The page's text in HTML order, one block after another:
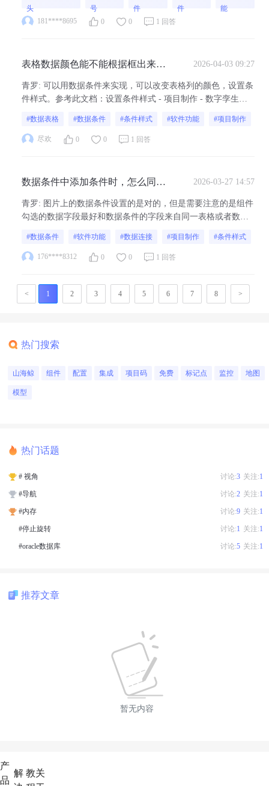
头
号
件
件
能
181****8695
0 0 1 回答
表格数据颜色能不能根据框出来的
2026-04-03 09:27
青罗: 可以用数据条件来实现，可以改变表格列的颜色，设置条
件样式。参考此文档：设置条件样式 - 项目制作 - 数字孪生开
#数据表格 #数据条件 #条件样式 #软件功能 #项目制作
尽欢 0 0 1 回答
数据条件中添加条件时，怎么同时
字段2= 某个值？
2026-03-27 14:57
青罗: 图片上的数据条件设置的是对的，但是需要注意的是组件
勾选的数据字段最好和数据条件的字段来自同一表格或者数据
孪生开发教程-可视化大屏制作教程 - 山海鲸可视化。
#数据条件 #软件功能 #数据连接 #项目制作 #条件样式
176****8312 0 0 1 回答
< 1 2 3 4 5 6 7 8 >
热门搜索
山海鲸 组件 配置 集成 项目码 免费 标记点 监控 地图
模型
热门话题
# 视角 讨论:3 关注:1
#导航 讨论:2 关注:1
#内存 讨论:9 关注:1
#停止旋转 讨论:1 关注:1
#oracle数据库 讨论:5 关注:1
推荐文章
暂无内容
产
品
解 教关